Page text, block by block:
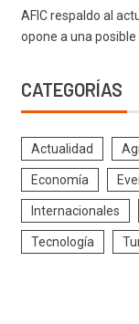
AFIC respaldo al
opone a una
CATEGORÍAS
Actualidad
Economía
Internacionales
Tecnología